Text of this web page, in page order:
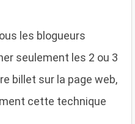
les blogueurs
seulement les 2 ou 3
billet sur la page web,
cette technique